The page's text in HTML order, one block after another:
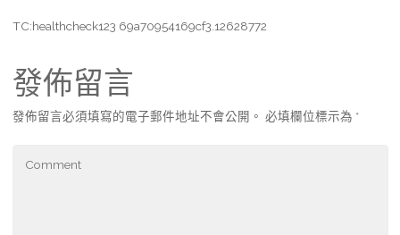
TC:healthcheck123 69a70954169cf3.12628772
發佈留言
發佈留言必須填寫的電子郵件地址不會公開。 必填欄位標示為 *